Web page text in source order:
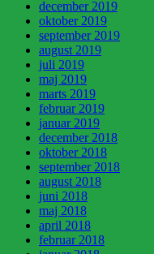
december 2019
oktober 2019
september 2019
august 2019
juli 2019
maj 2019
marts 2019
februar 2019
januar 2019
december 2018
oktober 2018
september 2018
august 2018
juni 2018
maj 2018
april 2018
februar 2018